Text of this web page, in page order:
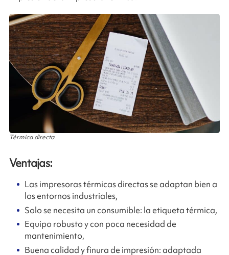
Térmica directa
Ventajas:
Las impresoras térmicas directas se adaptan bien a
los entornos industriales,
Solo se necesita un consumible: la etiqueta térmica,
Equipo robusto y con poca necesidad de
mantenimiento,
Buena calidad y finura de impresión: adaptada